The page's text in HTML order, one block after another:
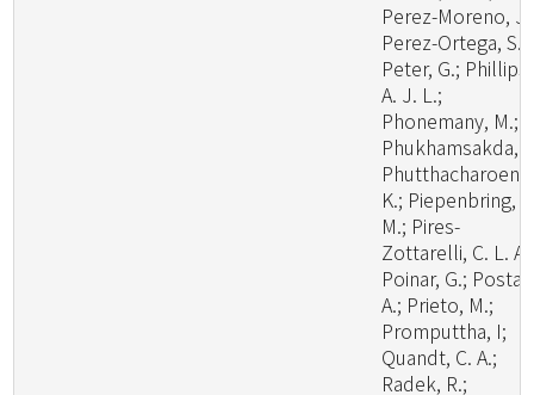
Perez-Moreno,
Perez-Ortega, S.;
Peter, G.; Phillips,
A. J. L.;
Phonemany, M.;
Phukhamsakda,
Phutthacharoen,
K.; Piepenbring,
M.; Pires-
Zottarelli, C. L. A.;
Poinar, G.; Posta,
A.; Prieto, M.;
Promputtha, I;
Quandt, C. A.;
Radek, R.;